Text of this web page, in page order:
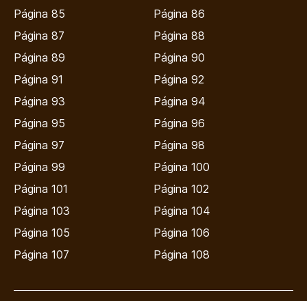
Página 85
Página 86
Página 87
Página 88
Página 89
Página 90
Página 91
Página 92
Página 93
Página 94
Página 95
Página 96
Página 97
Página 98
Página 99
Página 100
Página 101
Página 102
Página 103
Página 104
Página 105
Página 106
Página 107
Página 108